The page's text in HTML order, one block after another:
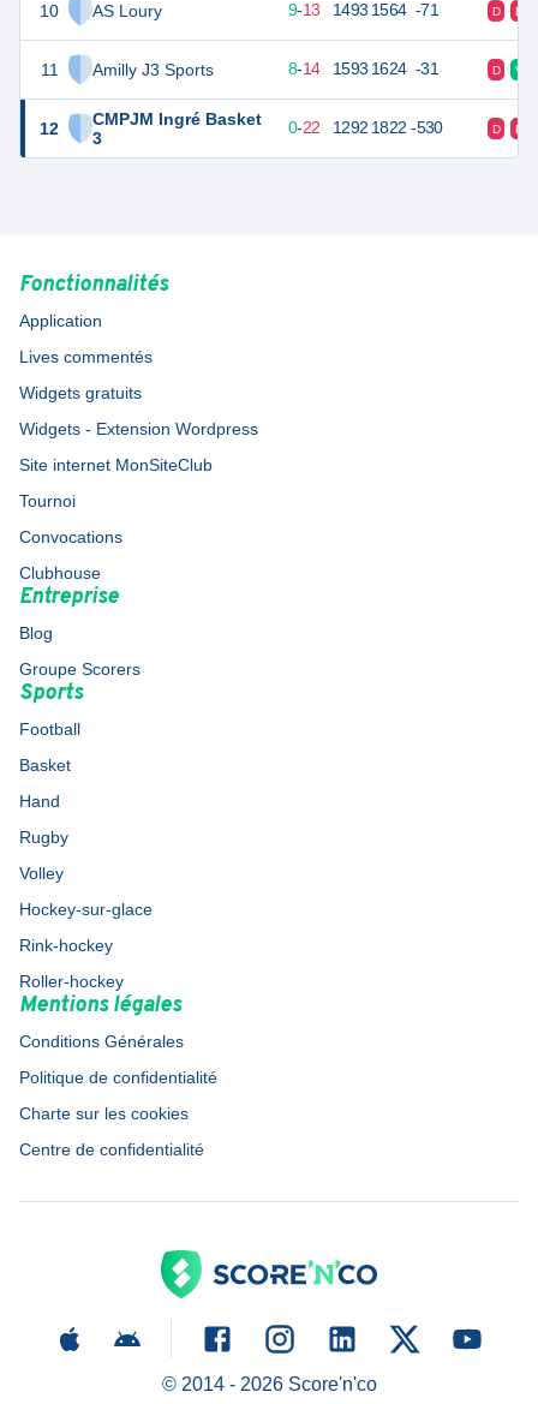
10 AS Loury
11 Amilly J3 Sports
12
CMPJM Ingré Basket
3
9-13 1493 1564 -71 D D
30 8-14 1593 1624 -31 D V
22 22 0-22 1292 1822 -530 D D
Fonctionnalités
Application
Lives commentés
Widgets gratuits
Widgets - Extension Wordpress
Site internet MonSiteClub
Tournoi
Convocations
Clubhouse
Entreprise
Blog
Groupe Scorers
Sports
Football
Basket
Hand
Rugby
Volley
Hockey-sur-glace
Rink-hockey
Roller-hockey
Mentions légales
Conditions Générales
Politique de confidentialité
Charte sur les cookies
Centre de confidentialité
© 2014 - 2026Score'n'co